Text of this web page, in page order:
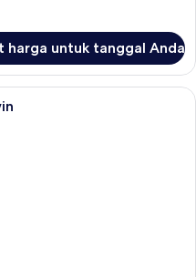
harga untuk tanggal Anda
premium, minibar, brankas,